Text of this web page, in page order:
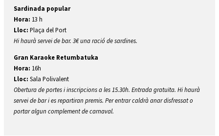
Sardinada popular
Hora: 13 h
Lloc: Plaça del Port
Hi haurà servei de bar. 3€ una ració de sardines.
Gran Karaoke Retumbatuka
Hora: 16h
Lloc: Sala Polivalent
Obertura de portes i inscripcions a les 15.30h. Entrada gratuïta. Hi haurà
servei de bar i es repartiran premis. Per entrar caldrà anar disfressat o
portar algun complement de carnaval.